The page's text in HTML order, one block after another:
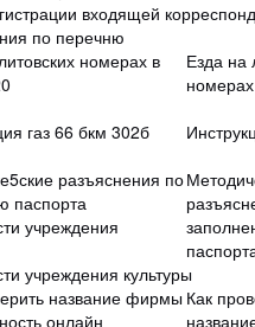
входящей
по перечню
Езда на
учреждения культуры
Как